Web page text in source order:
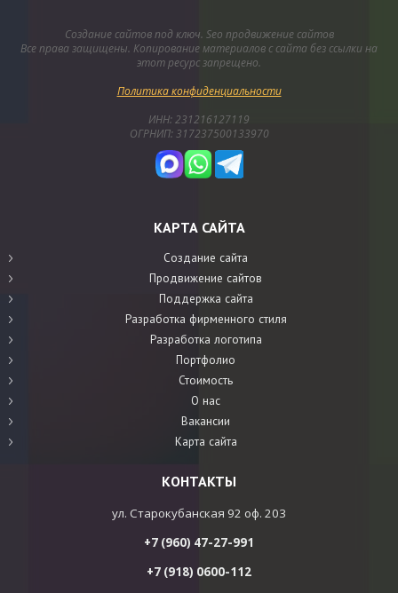
Создание сайтов под ключ. Seo продвижение сайтов
Все права защищены. Копирование материалов с сайта без ссылки на
этот ресурс запрещено.
Политика конфиденциальности
ИНН: 231216127119
ОГРНИП: 317237500133970
КАРТА САЙТА
Создание сайта
Продвижение сайтов
Поддержка сайта
Разработка фирменного стиля
Разработка логотипа
Портфолио
Стоимость
О нас
Вакансии
Карта сайта
КОНТАКТЫ
ул. Старокубанская 92 оф. 203
+7 (960) 47-27-991
+7 (918) 0600-112